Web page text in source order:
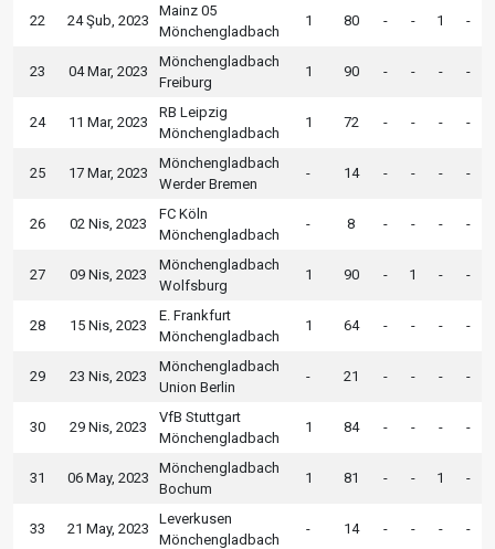
22 24 Şub, 2023
Mainz 05
Mönchengladbach
1 80 - - 1 -
23 04 Mar, 2023
Mönchengladbach
Freiburg
1 90 - - - -
24 11 Mar, 2023
RB Leipzig
Mönchengladbach
1 72 - - - -
25 17 Mar, 2023
Mönchengladbach
Werder Bremen
- 14 - - - -
26 02 Nis, 2023
FC Köln
Mönchengladbach
- 8 - - - -
27 09 Nis, 2023
Mönchengladbach
Wolfsburg
1 90 - 1 - -
28 15 Nis, 2023
E. Frankfurt
Mönchengladbach
1 64 - - - -
29 23 Nis, 2023
Mönchengladbach
Union Berlin
- 21 - - - -
30 29 Nis, 2023
VfB Stuttgart
Mönchengladbach
1 84 - - - -
31 06 May, 2023
Mönchengladbach
Bochum
1 81 - - 1 -
33 21 May, 2023
Leverkusen
Mönchengladbach
- 14 - - - -